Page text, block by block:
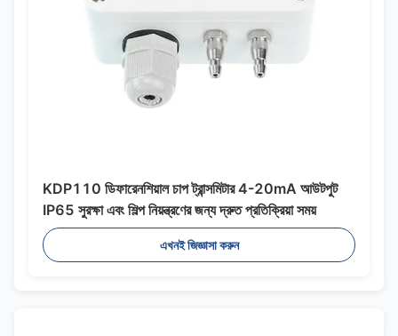
KDP110 ডিফারেনশিয়াল চাপ ট্রান্সমিটার 4-20mA আউটপুট
IP65 সুরক্ষা এবং শিল্প নিয়ন্ত্রণের জন্য দ্রুত প্রতিক্রিয়া সময়
এখনই জিজ্ঞাসা করুন